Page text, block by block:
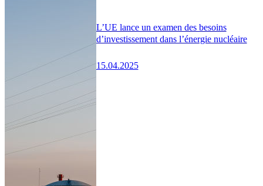
L’UE lance un examen des besoins
d’investissement dans l’énergie nucléaire
15.04.2025